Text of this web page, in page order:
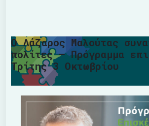
Ο Λάζαρος Μαλούτας
πολίτες – Πρόγραμμα
Τρίτης 3 Οκτωβρίου